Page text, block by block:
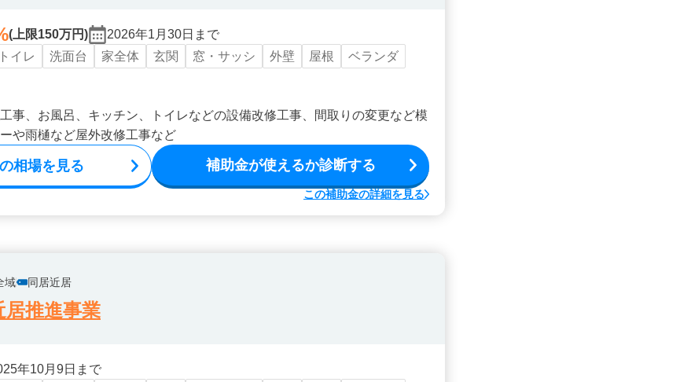
(上限150万円)
2026年1月30日まで
トイレ 洗面台 家全体 玄関 窓・サッシ 外壁 屋根
ベランダ
事、お風呂、キッチン、トイレなどの設備改修工事、間取りの変更など模
や雨樋など屋外改修工事など
相場を見る 補助金が使えるか診断する
この補助金の詳細を見る
域 同居近居
居推進事業
年10月9日まで